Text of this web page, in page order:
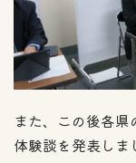
また、この後各
体験談を発表しま